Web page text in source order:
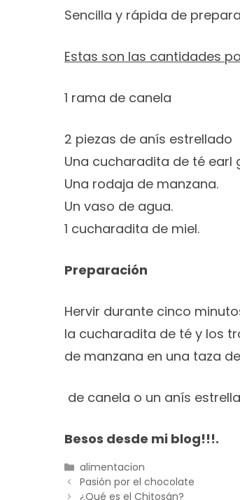
Sencilla y rápida de
Estas son las cantidades
1 rama de canela
2 piezas de anís estrellado
Una cucharadita de té earl
Una rodaja de manzana.
Un vaso de agua.
1 cucharadita de miel.
Preparación
Hervir durante cinco
la cucharadita de té y los
de manzana en una taza
de canela o un anís
Besos desde mi blog!!!.
Categorías
alimentacion
Pasión por el chocolate
¿Qué es el Chitosán?